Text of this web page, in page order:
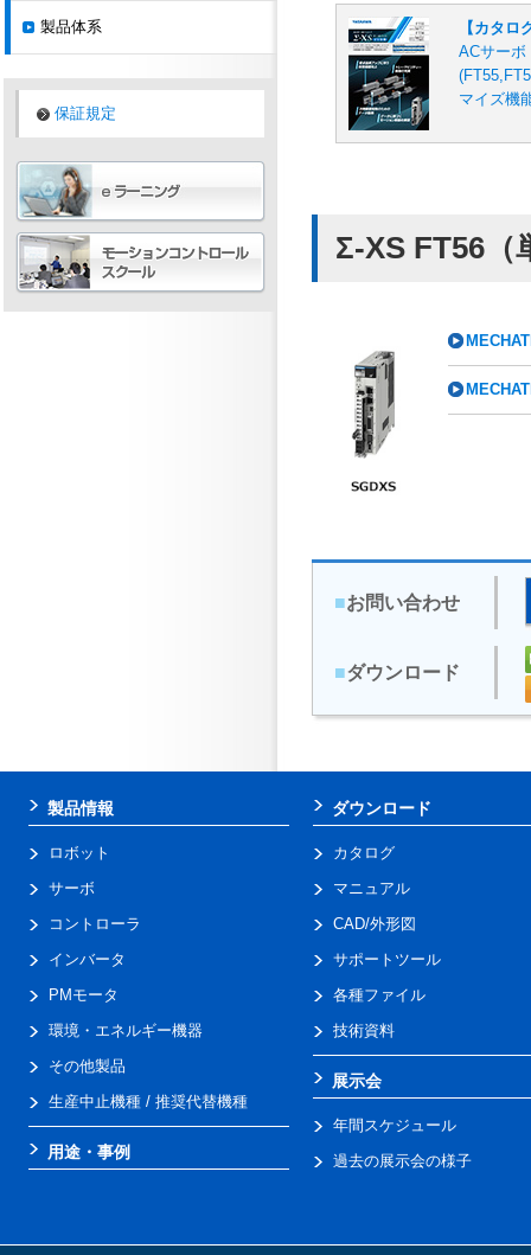
【カタロ
ACサー
マイズ機
Σ-XS FT56（
■お問い合わせ
■ダウンロード
製品体系
保証規定
製品情報
ロボット
サーボ
コントローラ
インバータ
PMモータ
環境・エネルギー機器
その他製品
生産中止機種 / 推奨代替機種
用途・事例
ダウンロード
カタログ
マニュアル
CAD/外形図
サポートツール
各種ファイル
技術資料
展示会
年間スケジュール
過去の展示会の様子